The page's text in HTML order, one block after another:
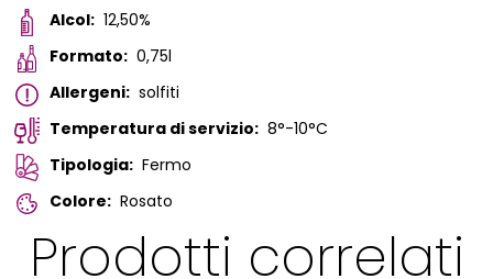
Alcol: 12,50%
Formato: 0,75l
Allergeni: solfiti
Temperatura di servizio: 8°-10°C
Tipologia: Fermo
Colore: Rosato
Prodotti correlati